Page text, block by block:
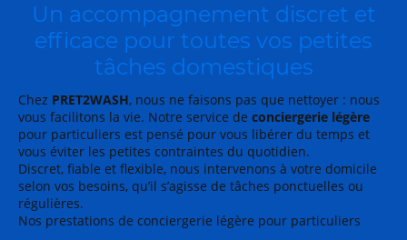
Un accompagnement discret et
efficace pour toutes vos petites
tâches domestiques
Chez PRET2WASH, nous ne faisons pas que nettoyer : nous
vous facilitons la vie. Notre service de conciergerie légère
pour particuliers est pensé pour vous libérer du temps et
vous éviter les petites contraintes du quotidien.
Discret, fiable et flexible, nous intervenons à votre domicile
selon vos besoins, qu’il s’agisse de tâches ponctuelles ou
régulières.
Nos prestations de conciergerie légère pour particuliers